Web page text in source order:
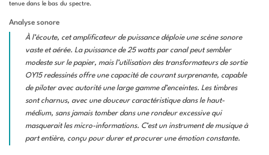
tenue dans le bas du spectre.
Analyse sonore
À l’écoute, cet amplificateur de puissance déploie une scène sonore
vaste et aérée. La puissance de 25 watts par canal peut sembler
modeste sur le papier, mais l’utilisation des transformateurs de sortie
OY15 redessinés offre une capacité de courant surprenante, capable
de piloter avec autorité une large gamme d’enceintes. Les timbres
sont charnus, avec une douceur caractéristique dans le haut-
médium, sans jamais tomber dans une rondeur excessive qui
masquerait les micro-informations. C’est un instrument de musique à
part entière, conçu pour durer et procurer une émotion constante.